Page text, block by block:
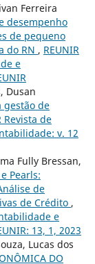
Ferreira
desempenho
de pequeno
do RN , REUNIR
e
Dusan
gestão de
Revista de
v. 12
Fully Bressan,
Pearls:
de
de Crédito ,
e
13, 1, 2023
Lucas dos
DO